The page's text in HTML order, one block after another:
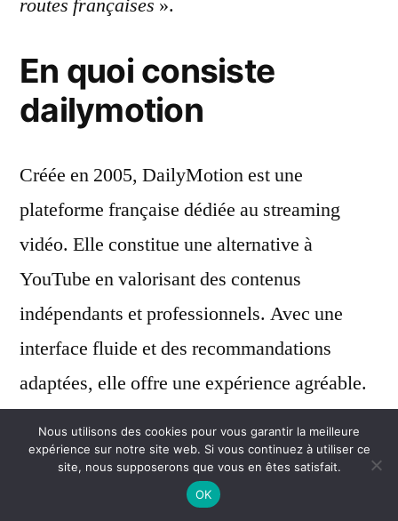
routes françaises ».
En quoi consiste
dailymotion
Créée en 2005, DailyMotion est une
plateforme française dédiée au streaming
vidéo. Elle constitue une alternative à
YouTube en valorisant des contenus
indépendants et professionnels. Avec une
interface fluide et des recommandations
adaptées, elle offre une expérience agréable.
dispose de solutions de monétisation et de
contrôle de confidentialité. Ses vidéos
Nous utilisons des cookies pour vous garantir la meilleure
expérience sur notre site web. Si vous continuez à utiliser ce
site, nous supposerons que vous en êtes satisfait.
OK